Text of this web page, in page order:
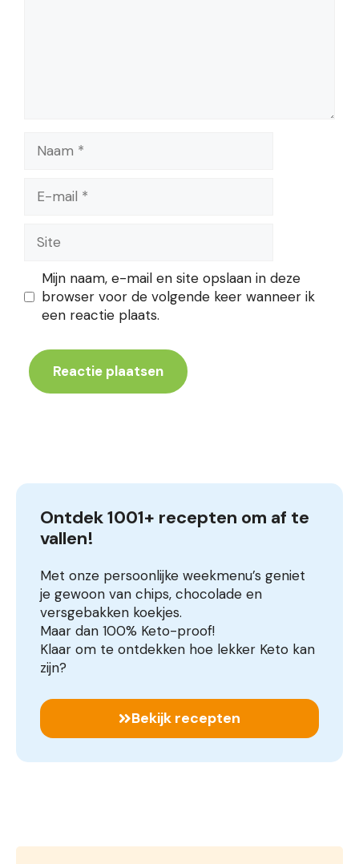
mail
Mijn naam, e-mail en site opslaan in deze
browser voor de volgende keer wanneer ik
een reactie plaats.
Ontdek 1001+ recepten om af te
vallen!
Met onze persoonlijke weekmenu’s geniet
je gewoon van chips, chocolade en
versgebakken koekjes.
Maar dan 100% Keto-proof!
Klaar om te ontdekken hoe lekker Keto kan
zijn?
Bekijk recepten